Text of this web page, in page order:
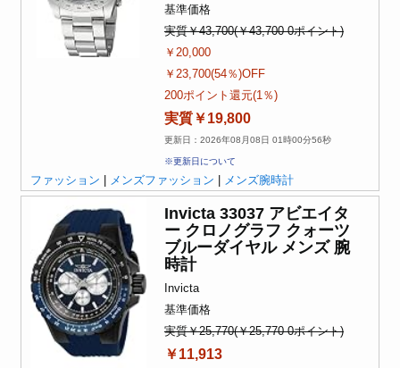
基準価格
実質￥43,700(￥43,700-0ポイント)
￥20,000
￥23,700(54％)OFF
200ポイント還元(1％)
実質￥19,800
更新日：2026年08月08日 01時00分56秒
※更新日について
ファッション メンズファッション メンズ腕時計
Invicta 33037 アビエイタ
ー クロノグラフ クォーツ
ブルーダイヤル メンズ 腕
時計
Invicta
基準価格
実質￥25,770(￥25,770-0ポイント)
￥11,913